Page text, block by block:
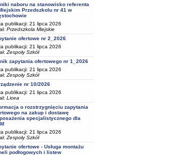
naboru na stanowisko referenta
Przedszkolu nr 41 w
publikacji: 21 lipca 2026
Przedszkola Miejskie
ofertowe nr 2_2026
publikacji: 21 lipca 2026
Zespoły Szkół
zapytania ofertowego nr 1_2026
publikacji: 21 lipca 2026
Zespoły Szkół
nr 10/2026
publikacji: 21 lipca 2026
Licea
o rozstrzygnięciu zapytania
na zakup i dostawę
specjalistycznego dla
publikacji: 21 lipca 2026
Zespoły Szkół
ofertowe - Usługa montażu
podłogowych i listew